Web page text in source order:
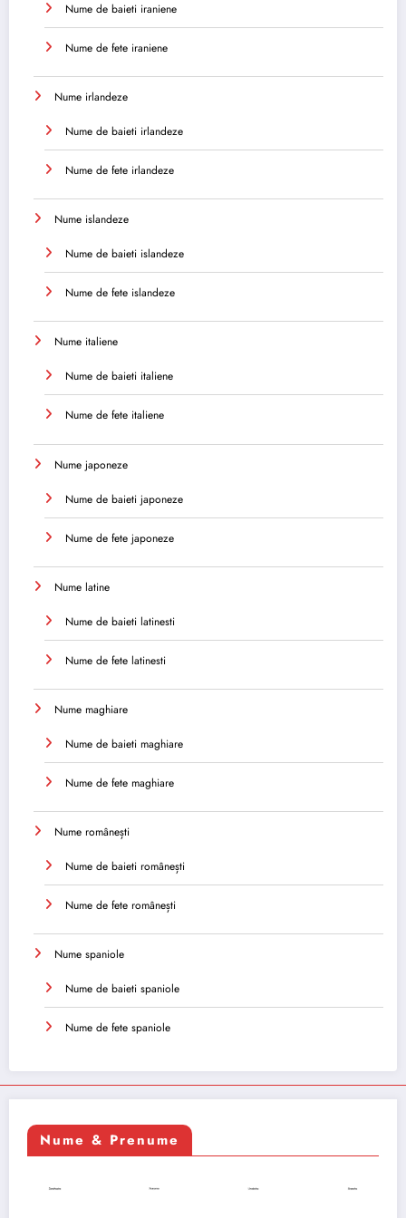
Nume de baieti iraniene
Nume de fete iraniene
Nume irlandeze
Nume de baieti irlandeze
Nume de fete irlandeze
Nume islandeze
Nume de baieti islandeze
Nume de fete islandeze
Nume italiene
Nume de baieti italiene
Nume de fete italiene
Nume japoneze
Nume de baieti japoneze
Nume de fete japoneze
Nume latine
Nume de baieti latinesti
Nume de fete latinesti
Nume maghiare
Nume de baieti maghiare
Nume de fete maghiare
Nume românești
Nume de baieti românești
Nume de fete românești
Nume spaniole
Nume de baieti spaniole
Nume de fete spaniole
Nume & Prenume